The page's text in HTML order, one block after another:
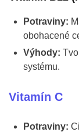
Potraviny:
obohacené
Výhody:
systému.
Vitamín C
Potraviny: